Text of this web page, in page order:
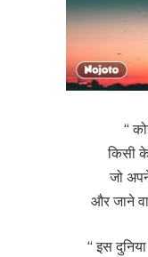
“
किसी
जो
और जाने
“ इस